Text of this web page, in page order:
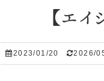
【エ
2023/01/20 2026/